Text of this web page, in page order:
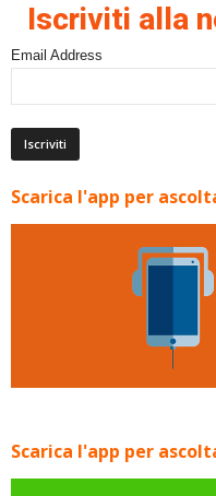
Iscriviti alla
Email Address
Scarica l'app per
Scarica l'app per